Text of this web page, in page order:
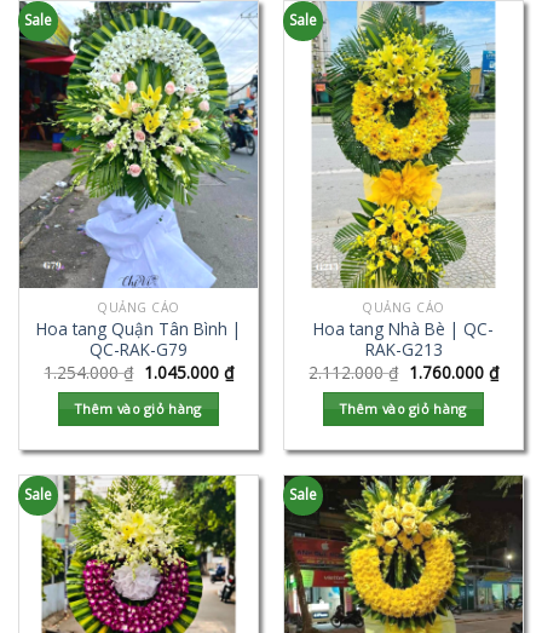
Sale
QUẢNG CÁO
Hoa tang Quận Tân Bình |
QC-RAK-G79
1.254.000₫ 1.045.000 ₫
Thêm vào giỏ hàng
Sale
QUẢNG CÁO
Hoa tang Nhà Bè | QC-
RAK-G213
2.112.000₫ 1.760.000 ₫
Thêm vào giỏ hàng
Sale Sale